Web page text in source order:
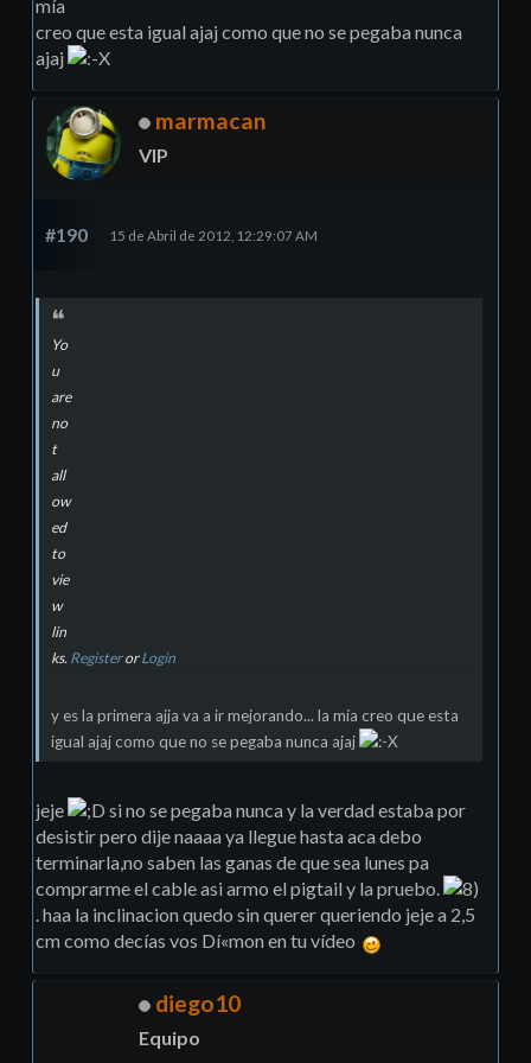
mí­a
creo que esta igual ajaj como que no se pegaba nunca
ajaj
marmacan
VIP
#190 15 de Abril de 2012, 12:29:07 AM
Yo
u
are
no
t
all
ow
ed
to
vie
w
lin
ks. RegisterorLogin
y es la primera ajja va a ir mejorando... la mí­a creo que esta
igual ajaj como que no se pegaba nunca ajaj
jeje
si no se pegaba nunca y la verdad estaba por
desistir pero dije naaaa ya llegue hasta aca debo
terminarla,no saben las ganas de que sea lunes pa
comprarme el cable asi armo el pigtail y la pruebo.
. haa la inclinacion quedo sin querer queriendo jeje a 2,5
cm como decí­as vos Dí«mon en tu ví­deo
diego10
Equipo